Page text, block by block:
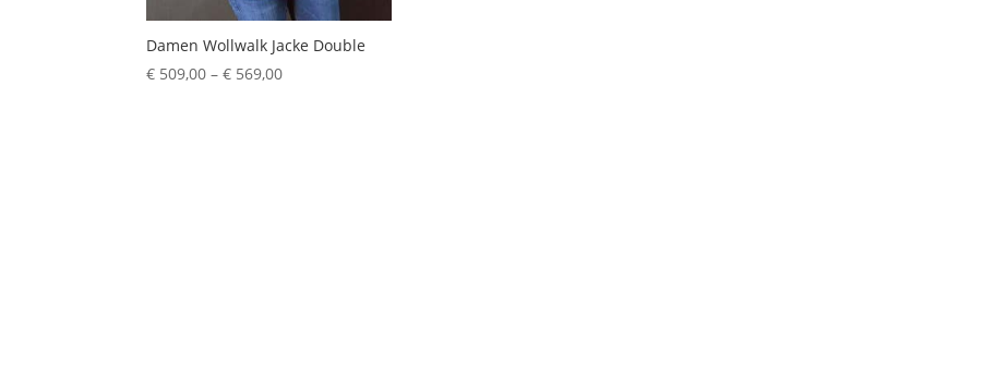
Damen Wollwalk Jacke Double
€ 509,00 –€ 569,00Preisspanne: